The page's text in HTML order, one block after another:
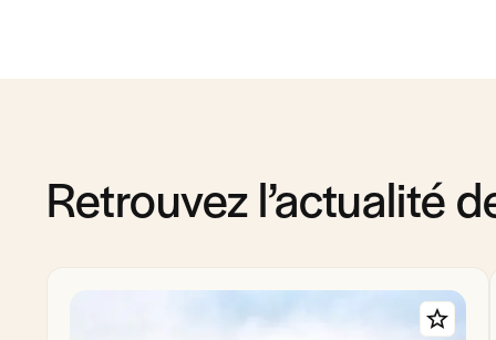
Retrouvez l’actualité